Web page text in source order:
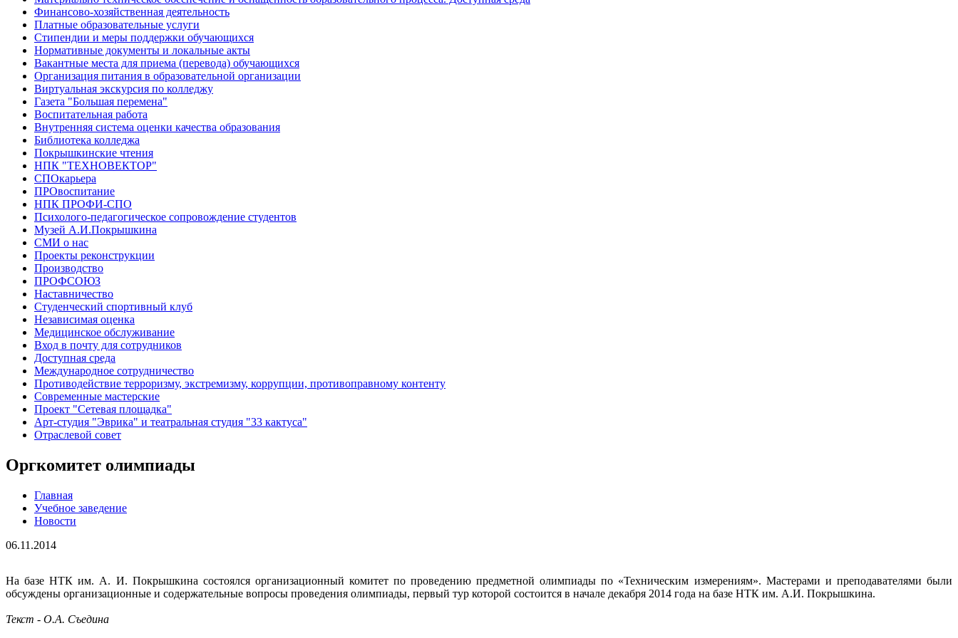
Финансово-хозяйственная деятельность
Платные образовательные услуги
Стипендии и меры поддержки обучающихся
Нормативные документы и локальные акты
Вакантные места для приема (перевода) обучающихся
Организация питания в образовательной организации
Виртуальная экскурсия по колледжу
Газета "Большая перемена"
Воспитательная работа
Внутренняя система оценки качества образования
Библиотека колледжа
Покрышкинские чтения
НПК "ТЕХНОВЕКТОР"
СПОкарьера
ПРОвоспитание
НПК ПРОФИ-СПО
Психолого-педагогическое сопровождение студентов
Музей А.И.Покрышкина
СМИ о нас
Проекты реконструкции
Производство
ПРОФСОЮЗ
Наставничество
Студенческий спортивный клуб
Независимая оценка
Медицинское обслуживание
Вход в почту для сотрудников
Доступная среда
Международное сотрудничество
Противодействие терроризму, экстремизму, коррупции, противоправному контенту
Современные мастерские
Проект "Сетевая площадка"
Арт-студия "Эврика" и театральная студия "33 кактуса"
Отраслевой совет
Оргкомитет олимпиады
Главная
Учебное заведение
Новости
06.11.2014
На базе НТК им. А. И. Покрышкина состоялся организационный комитет по проведению предметной олимпиады по «Техническим измерениям». Мастерами и преподавателями были
обсуждены организационные и содержательные вопросы проведения олимпиады, первый тур которой состоится в начале декабря 2014 года на базе НТК им. А.И. Покрышкина.
Текст - О.А. Съедина